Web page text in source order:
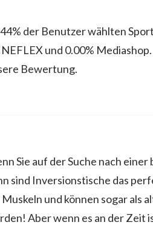
der Benutzer wählten
und 0.00%
Bewertung.
Sie auf der Suche nach
sind Inversionstische das
Muskeln und können sogar als
Aber wenn es an der Zeit